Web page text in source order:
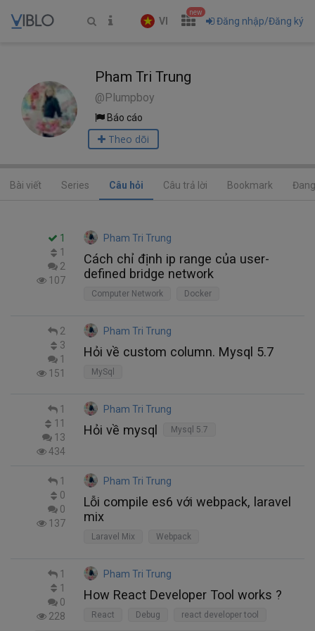
VI
new
Đăng nhập/Đăng ký
Pham Tri Trung
@Plumpboy
Báo cáo
Theo dõi
Bài viết Series Câu hỏi Câu trả lời Bookmark
1
1
2
107
Pham Tri Trung
Cách chỉ định ip range của user-
defined bridge network
Computer Network Docker
2
3
1
151
Pham Tri Trung
Hỏi về custom column. Mysql 5.7
MySql
1
11
13
434
Pham Tri Trung
Hỏi về mysql Mysql 5.7
1
0
0
137
Pham Tri Trung
Lỗi compile es6 với webpack, laravel
mix
Laravel Mix Webpack
1
1
0
228
Pham Tri Trung
How React Developer Tool works ?
React Debug react developer tool